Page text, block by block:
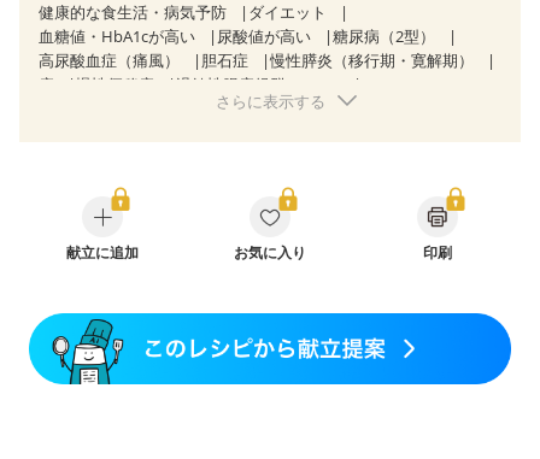
健康的な食生活・病気予防
ダイエット
血糖値・HbA1cが高い
尿酸値が高い
糖尿病（2型）
高尿酸血症（痛風）
胆石症
慢性膵炎（移行期・寛解期）
痔
慢性便秘症
過敏性腸症候群（IBS）
糖尿病性腎症（第２期）
産後（混合栄養）
産後（ミルク）
関節リウマチ
フレイル（年齢に合わせた体作り）
貧血対策
ニキビ・肌荒れ
更年期
さらに表示する
献立に追加 お気に入り 印刷